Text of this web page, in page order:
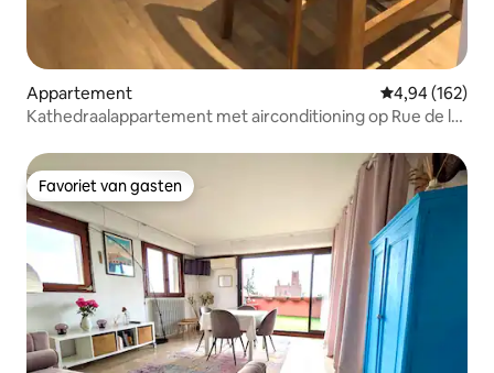
Appartement Gemiddelde
4,94 (162)
Kathedraalappartement met airconditioning op Rue de la
Favoriet van gasten
Favoriet van gasten